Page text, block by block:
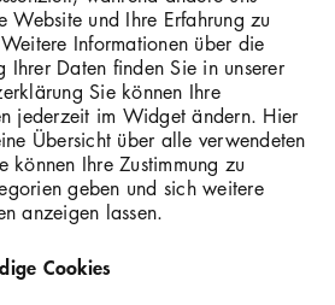
Website und Ihre Erfahrung zu
Informationen über die
Ihrer Daten finden Sie in unserer
Sie können Ihre
jederzeit im Widget ändern. Hier
Übersicht über alle verwendeten
können Ihre Zustimmung zu
geben und sich weitere
anzeigen lassen.
Cookies